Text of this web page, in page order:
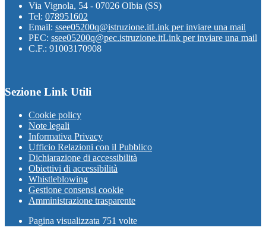
Via Vignola, 54 - 07026 Olbia (SS)
Tel: 078951602
Email: ssee05200q@istruzione.itLink per inviare una mail
PEC: ssee05200q@pec.istruzione.itLink per inviare una mail
C.F.: 91003170908
Sezione Link Utili
Cookie policy
Note legali
Informativa Privacy
Ufficio Relazioni con il Pubblico
Dichiarazione di accessibilità
Obiettivi di accessibilità
Whistleblowing
Gestione consensi cookie
Amministrazione trasparente
Pagina visualizzata 751 volte